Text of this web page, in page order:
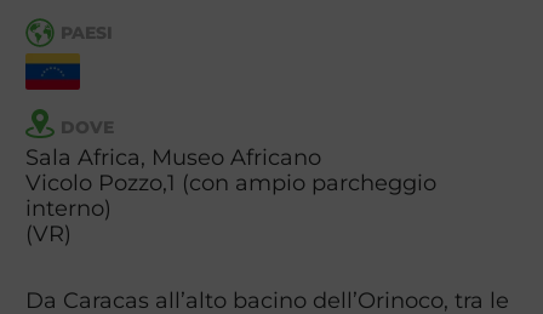
PAESI
DOVE
Sala Africa, Museo Africano
Vicolo Pozzo,1 (con ampio parcheggio
interno)
(VR)
Da Caracas all’alto bacino dell’Orinoco, tra le